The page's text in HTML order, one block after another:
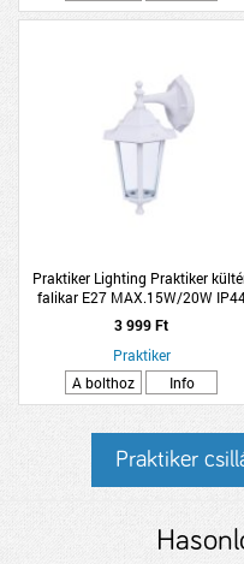
Praktiker Lighting Praktiker
falikar E27 MAX.15W/20W
lefelé álló 17x22x32,5cm fehér
3 999 Ft
Praktiker
A bolthoz
Info
Praktiker